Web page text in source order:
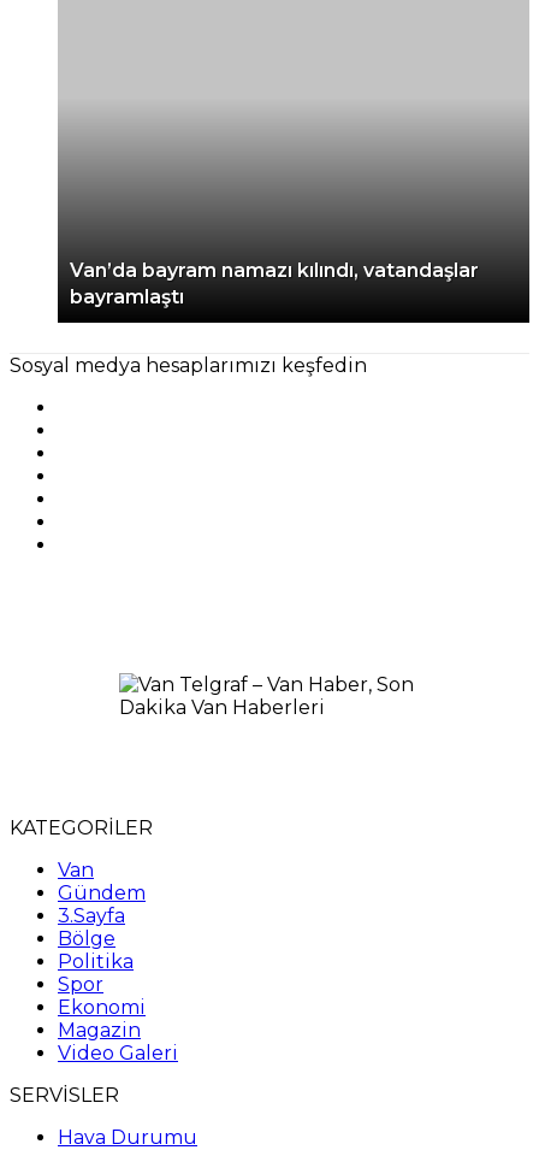
Van’da bayram namazı kılındı, vatandaşlar
bayramlaştı
Sosyal medya hesaplarımızı keşfedin
KATEGORİLER
Van
Gündem
3.Sayfa
Bölge
Politika
Spor
Ekonomi
Magazin
Video Galeri
SERVİSLER
Hava Durumu